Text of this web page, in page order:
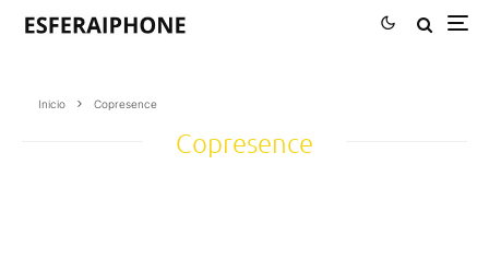
Inicio Copresence
Copresence